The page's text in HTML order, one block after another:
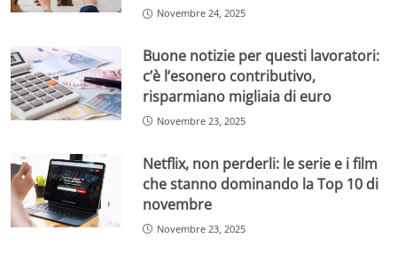
Novembre 24, 2025
Buone notizie per questi lavoratori:
c’è l’esonero contributivo,
risparmiano migliaia di euro
Novembre 23, 2025
Netflix, non perderli: le serie e i film
che stanno dominando la Top 10 di
novembre
Novembre 23, 2025